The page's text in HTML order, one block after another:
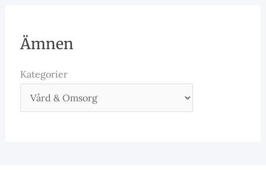
Ämnen
Kategorier